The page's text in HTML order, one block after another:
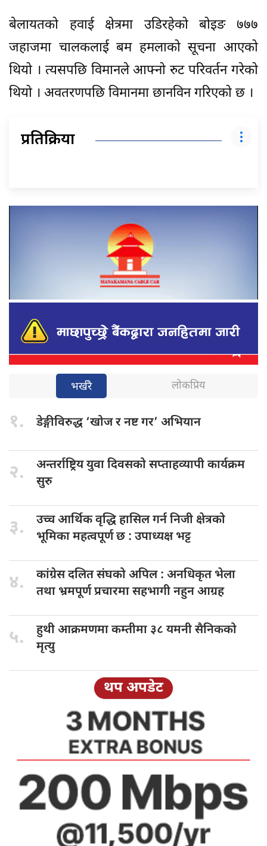
बेलायतको हवाई क्षेत्रमा उडिरहेको बोइङ ७७७
जहाजमा चालकलाई बम हमलाको सूचना आएको
थियो । त्यसपछि विमानले आफ्नो रुट परिवर्तन गरेको
थियो । अवतरणपछि विमानमा छानविन गरिएको छ ।
प्रतिक्रिया
भर्खरै लोकप्रिय
१. डेङ्गीविरुद्ध ‘खोजर नष्ट गर’ अभियान
२. अन्तर्राष्ट्रिय युवादिवसको सप्ताहव्यापी कार्यक्रम
सुरु
३. उच्च आर्थिकवृद्धि हासिल गर्न निजी क्षेत्रको
भूमिका महत्वपूर्ण छ : उपाध्यक्ष भट्ट
४. कांग्रेस दलितसंघको अपिल : अनधिकृत भेला
तथा भ्रमपूर्ण प्रचारमा सहभागी नहुन आग्रह
५. हुथी आक्रमणमाकम्तीमा ३८ यमनी सैनिकको
मृत्यु
थप अपडेट